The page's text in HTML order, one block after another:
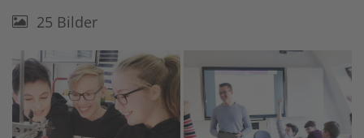
25 Bilder